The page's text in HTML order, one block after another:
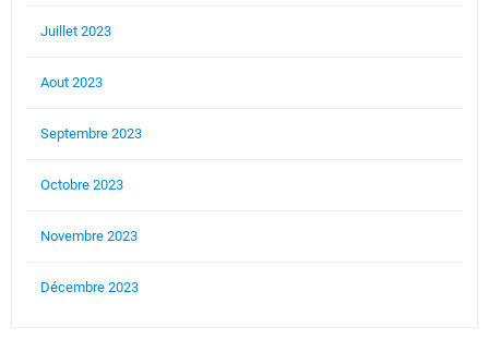
Juillet 2023
Aout 2023
Septembre 2023
Octobre 2023
Novembre 2023
Décembre 2023